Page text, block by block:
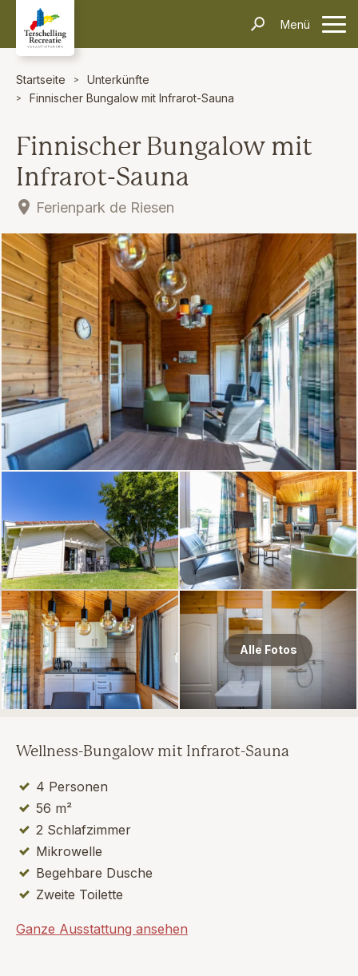
Menü
Kontakt
Unterkünfte
Informationen
Häufig gestellte Fragen
Anreise & Transport
Dörfer & Einkaufen
Aktivitäten & Tipps
Über Terschelling
Inselerlebnisse
Suchen und Buchen
Startseite
Unterkünfte
Finnischer Bungalow mit Infrarot-Sauna
Finnischer Bungalow mit
Infrarot-Sauna
Ferienpark de Riesen
Alle Fotos
Wellness-Bungalow mit Infrarot-Sauna
4 Personen
56 m²
2 Schlafzimmer
Mikrowelle
Begehbare Dusche
Zweite Toilette
Ganze Ausstattung ansehen